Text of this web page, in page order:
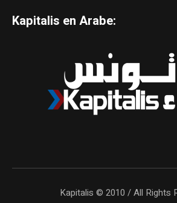
Kapitalis en Arabe:
Kapitalis © 2010 / All Rights